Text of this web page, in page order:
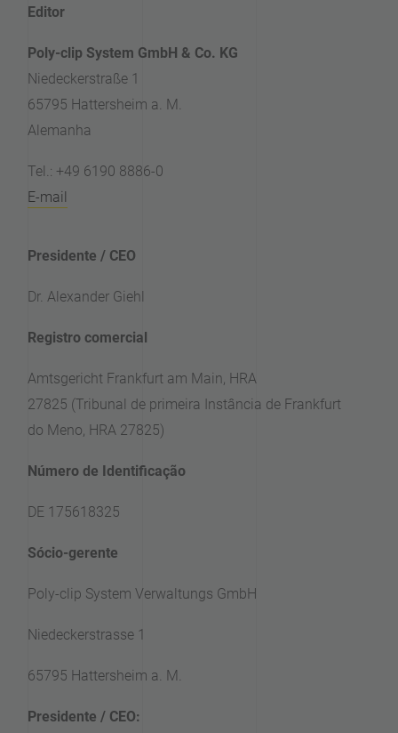
Editor
Poly-clip System GmbH & Co. KG
Niedeckerstraße 1
65795 Hattersheim a. M.
Alemanha
Tel.: +49 6190 8886-0
E-mail
Presidente / CEO
Dr. Alexander Giehl
Registro comercial
Amtsgericht Frankfurt am Main, HRA
27825 (Tribunal de primeira Instância de Frankfurt
do Meno, HRA 27825)
Número de Identificação
DE 175618325
Sócio-gerente
Poly-clip System Verwaltungs GmbH
Niedeckerstrasse 1
65795 Hattersheim a. M.
Presidente / CEO: